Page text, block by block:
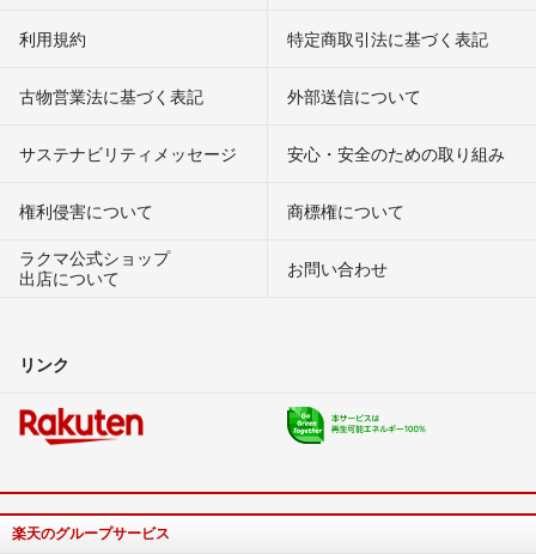
利用規約 特定商取引法に基づく表記
古物営業法に基づく表記 外部送信について
サステナビリティメッセージ 安心・安全のための取り組み
権利侵害について
商標権について
ラクマ公式ショップ
出店について
お問い合わせ
リンク
楽天のグループサービス